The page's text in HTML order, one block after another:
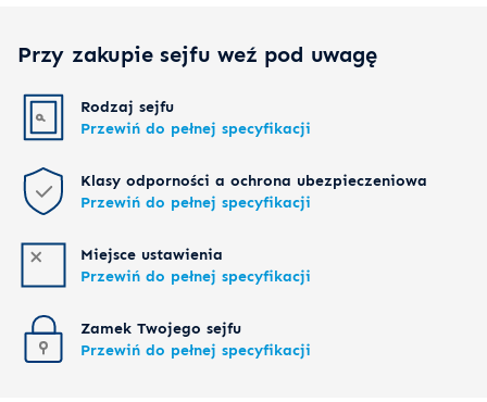
Przy zakupie sejfu weź pod uwagę
Rodzaj sejfu
Przewiń do pełnej specyfikacji
Klasy odporności a ochrona ubezpieczeniowa
Przewiń do pełnej specyfikacji
Miejsce ustawienia
Przewiń do pełnej specyfikacji
Zamek Twojego sejfu
Przewiń do pełnej specyfikacji